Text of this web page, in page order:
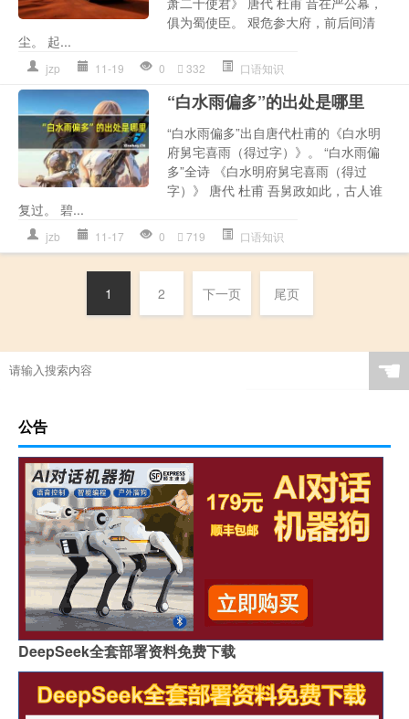
俱为蜀使臣。 艰危参大府，前后间清
尘。 起...
jzp 11-19 0 332 口语知识
“白水雨偏多”的出处是哪里
“白水雨偏多”出自唐代杜甫的《白水明
府舅宅喜雨（得过字）》。 “白水雨偏
多”全诗 《白水明府舅宅喜雨（得过
字）》 唐代 杜甫 吾舅政如此，古人谁
复过。 碧...
jzb 11-17 0 719 口语知识
1 2 下一页 尾页
☚
公告
DeepSeek全套部署资料免费下载